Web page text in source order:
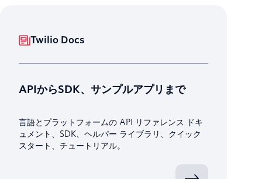
Twilio Docs
APIからSDK、サンプルアプリまで
言語とプラットフォームの API リファレンス ドキ
ュメント、SDK、ヘルパー ライブラリ、クイック
スタート、チュートリアル。